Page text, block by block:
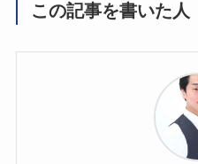
この記事を書いた人